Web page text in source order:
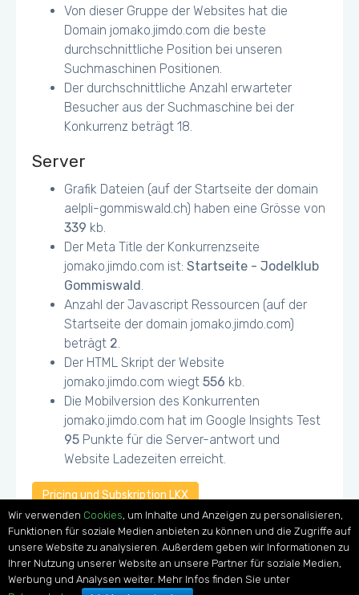
Von dieser Gruppe der Websites hat die
Domain jomako.jimdo.com die beste
durchschnittliche Position bei unseren
Suchmaschinen Positionen.
Der durchschnittliche Anzahl erwarteter
Besucher aus der Suchmaschine bei der
Konkurrenz beträgt 18.
Server
Grafik Dateien (auf der Startseite der domain
aelpli-gommiswald.ch) haben eine Grösse von
339 kb.
Der Meta Title der Konkurrenzseite
jomako.jimdo.com ist: Startseite - Jodelklub
Gommiswald.
Anzahl der Javascript Ressourcen (auf der
Startseite der domain jomako.jimdo.com)
beträgt 2.
Der HTML Skript der Website
jomako.jimdo.com wiegt 556 kb.
Die Mobilversion des Konkurrenten
jomako.jimdo.com hat im Google Insights Test
95 Punkte für die Server-antwort und
Website Ladezeiten erreicht.
Pricing und Subskription LKX
Privacy Policy
GoToMeeting
Wir verwenden Cookies, um Inhalte und Anzeigen zu personalisieren,
Funktionen für soziale Medien anbieten zu können und die Zugriffe auf
unsere Website zu analysieren. Außerdem geben wir Informationen zu
Ihrer Nutzung unserer Website an unsere Partner für soziale Medien,
Werbung und Analysen weiter. Mehr Infos finden Sie unter